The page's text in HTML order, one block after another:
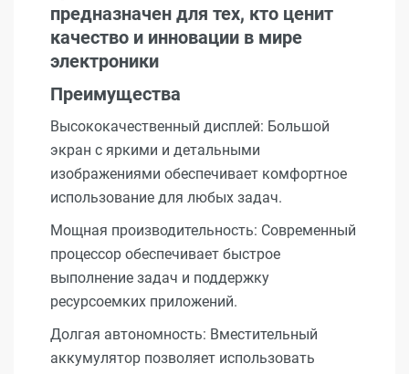
предназначен для тех, кто ценит
качество и инновации в мире
электроники
Преимущества
Высококачественный дисплей: Большой
экран с яркими и детальными
изображениями обеспечивает комфортное
использование для любых задач.
Мощная производительность: Современный
процессор обеспечивает быстрое
выполнение задач и поддержку
ресурсоемких приложений.
Долгая автономность: Вместительный
аккумулятор позволяет использовать